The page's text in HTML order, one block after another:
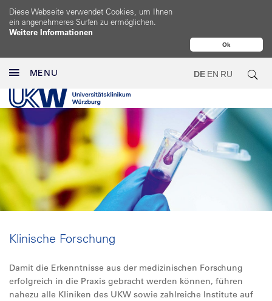
Ok
Diese Webseite verwendet Cookies, um Ihnen
ein angenehmeres Surfen zu ermöglichen.
Weitere Informationen
MENU DE EN RU
Klinische Forschung
Damit die Erkenntnisse aus der medizinischen Forschung
erfolgreich in die Praxis gebracht werden können, führen
nahezu alle Kliniken des UKW sowie zahlreiche Institute auf